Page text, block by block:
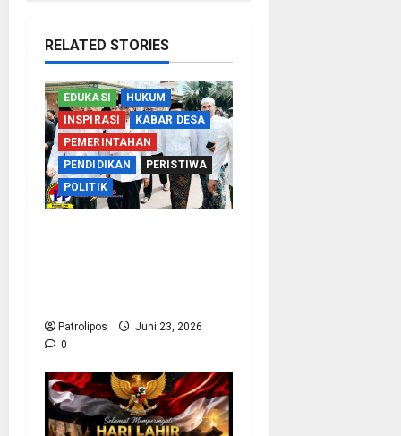
RELATED STORIES
EDUKASI
HUKUM
INSPIRASI
KABAR DESA
PEMERINTAHAN
PENDIDIKAN
PERISTIWA
POLITIK
Patrolipos
Juni 23, 2026
0